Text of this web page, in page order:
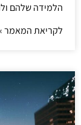
הלמידה שלהם
לקריאת המאמר